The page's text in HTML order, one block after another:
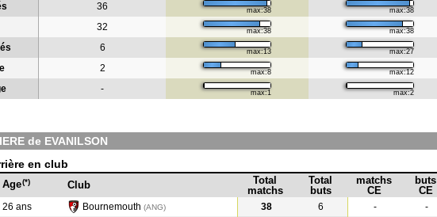
36 max:38 max:38
32 max:38 max:38
6 max:13 max:27
2 max:8 max:12
- max:1 max:2
de EVANILSON
en club
Age(*) Club
Total
matchs
Total
buts
matchs
CE
buts
CE
26 ans Bournemouth (ANG) 38 6 -
-